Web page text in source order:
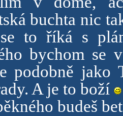
buchta nic
to říká s
bychom se
podobně jako
A je to boží
budeš